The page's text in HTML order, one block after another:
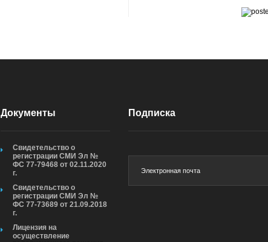
Документы
Свидетельство о
регистрации СМИ Эл №
ФС 77-79468 от 02.11.2020
г.
Свидетельство о
регистрации СМИ Эл №
ФС 77-73689 от 21.09.2018
г.
Лицензия на
осуществление
Подписка